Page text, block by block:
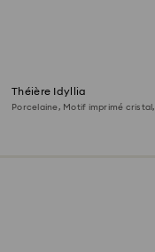
Théière Idyllia
Porcelaine, Motif imprimé cristal,